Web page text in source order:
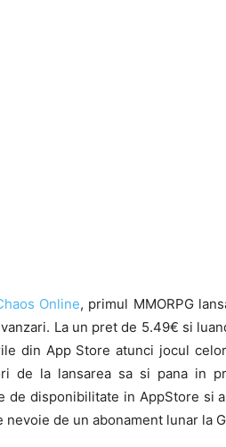
Online, primul MMORPG
La un pret de 5.49€ si
din App Store atunci jocul
de la lansarea sa si pana in
de disponibilitate in AppStore si
de un abonament lunar la